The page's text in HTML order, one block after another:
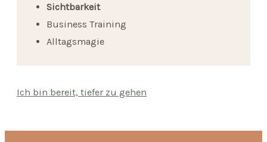
Sichtbarkeit
Business Training
Alltagsmagie
Ich bin bereit, tiefer zu gehen